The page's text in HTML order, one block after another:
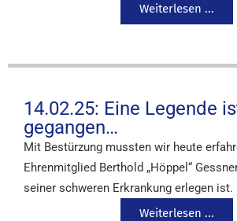
Weiterlesen ...
14.02.25: Eine Legende
gegangen…
Mit Bestürzung mussten wir heute
Ehrenmitglied Berthold „Höppel“
seiner schweren Erkrankung erlegen ist.
Weiterlesen ...